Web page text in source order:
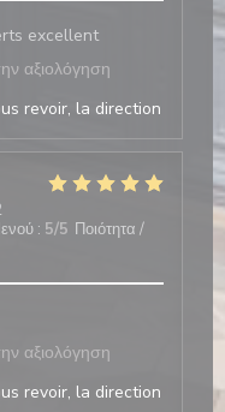
excellent
αξιολόγηση
revoir, la direction
: 5/5 Ποιότητα /
αξιολόγηση
revoir, la direction